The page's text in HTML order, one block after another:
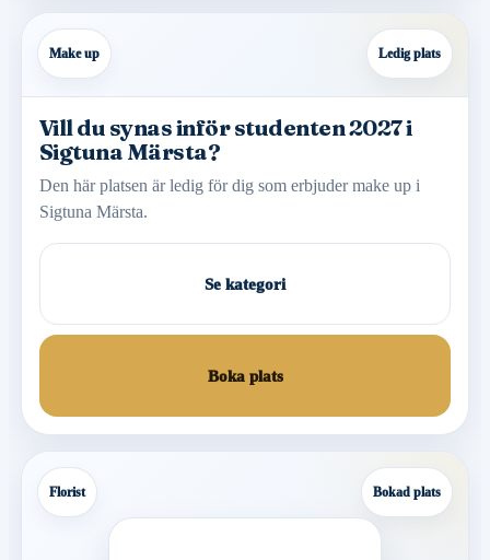
Make up Ledig plats
Vill du synas inför studenten 2027 i
Sigtuna Märsta?
Den här platsen är ledig för dig som erbjuder make up i
Sigtuna Märsta.
Se kategori
Boka plats
Florist Bokad plats